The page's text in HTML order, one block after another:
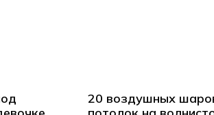
20 воздушных